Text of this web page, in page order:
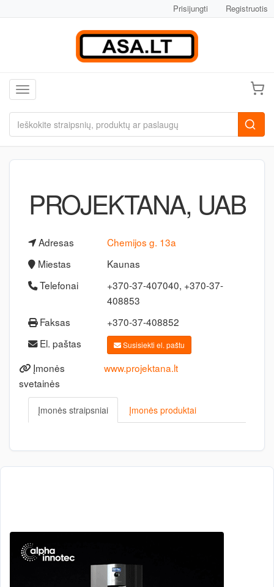
Prisijungti Registruotis
Toggle navigation
PROJEKTANA, UAB
Adresas
Chemijos g. 13a
Miestas
Kaunas
Telefonai
+370-37-407040, +370-37-
408853
Faksas
+370-37-408852
El. paštas
Susisiekti el. paštu
Įmonės
svetainės
www.projektana.lt
Įmonės straipsniai Įmonės produktai